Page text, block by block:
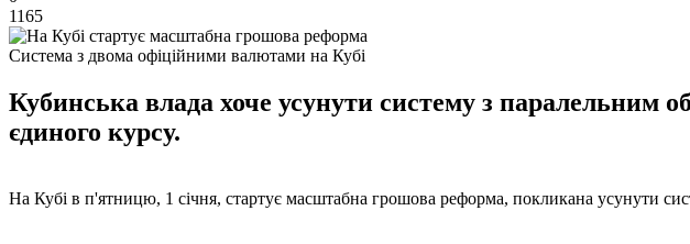
1165
Система з двома офіційними валютами на Кубі
Кубинська влада хоче усунути систему з паралельним
єдиного курсу.
На Кубі в п'ятницю, 1 січня, стартує масштабна грошова реформа, покликана усунути